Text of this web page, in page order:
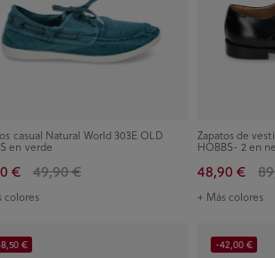
casual Natural World 303E OLD
en verde
€ 49,90 €
colores
Zapatos de
HOBBS- 2 en
48,90 €
+ Más colores
€ -42,00 €